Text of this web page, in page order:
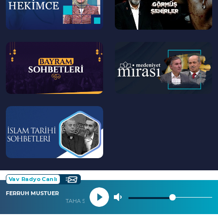
--
>
--
>
FERRUH MUSTUER
TAHA SURESİ 124 İLA 132. AYETLER
Vav Radyo Canlı